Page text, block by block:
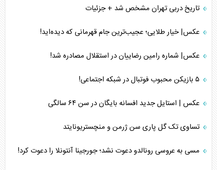
تاریخ دربی تهران مشخص شد + جزئیات
عکس| خیار طلایی؛ عجیب‌ترین جام قهرمانی که دیده‌اید!
عکس| شماره رامین رضاییان در استقلال مصادره شد!
عکس | استایل جدید افسانه بایگان در سن ۶۴ سالگی
تساوی تک گل پاری سن ژرمن و منچستریونایتد
مسی به عروسی رونالدو دعوت نشد؛ جورجینا آنتونلا را دعوت کرد!